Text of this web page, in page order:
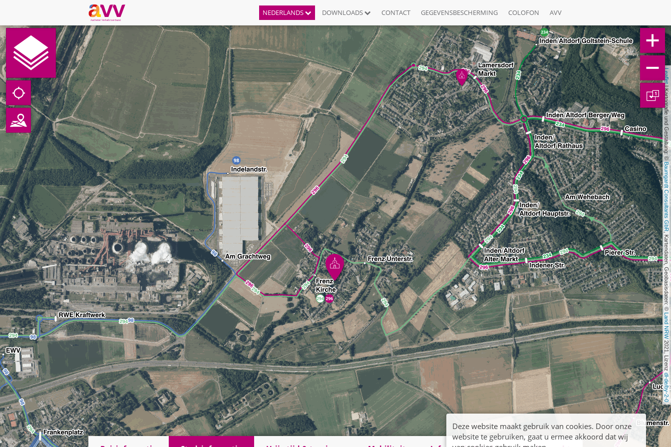
NEDERLANDS DOWNLOADS CONTACT GEGEVENSBESCHERMING COLOFON AVV
Leaflet
| Kartografie und Gestaltung: ©
Baumgardt Consultants GbR
, Kartendaten, Geobasisdaten: ©
Land NRW
2021, Lizenz
dl-de/by-2-0
1
Deze website maakt gebruik van cookies. Door onze
website te gebruiken, gaat u ermee akkoord dat wij